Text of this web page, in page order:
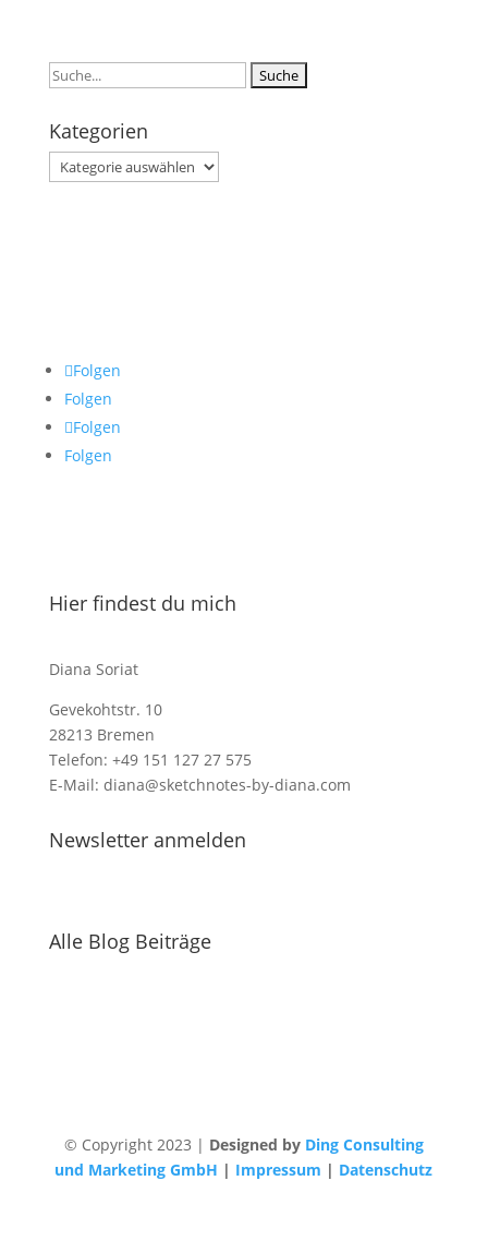
Suchen
Kategorien
Kategorien
Folgen
Folgen
Folgen
Folgen
Hier findest du mich
Diana Soriat
Gevekohtstr. 10
28213 Bremen
Telefon: +49 151 127 27 575
E-Mail: diana@sketchnotes-by-diana.com
Newsletter anmelden
Alle Blog Beiträge
© Copyright 2023 | Designed by Ding Consulting
und Marketing GmbH | Impressum | Datenschutz